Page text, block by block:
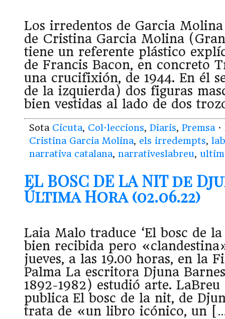
Los irredentos de Garcia
de Cristina Garcia Molina
tiene un referente plástico
de Francis Bacon, en concreto
una crucifixión, de 1944. En él
de la izquierda) dos figuras
bien vestidas al lado de dos
Sota Cicuta, Col·leccions, Diaris, Premsa
Cristina Garcia Molina, els irredempts,
narrativa catalana, narrativeslabreu,
EL BOSC DE LA NIT de
Última Hora (02.06.22)
Laia Malo traduce ‘El bosc de
bien recibida pero
jueves, a las 19.00 horas, en la
Palma La escritora Djuna
1892-1982) estudió arte. LaBreu
publica El bosc de la nit, de
trata de «un libro icónico, un